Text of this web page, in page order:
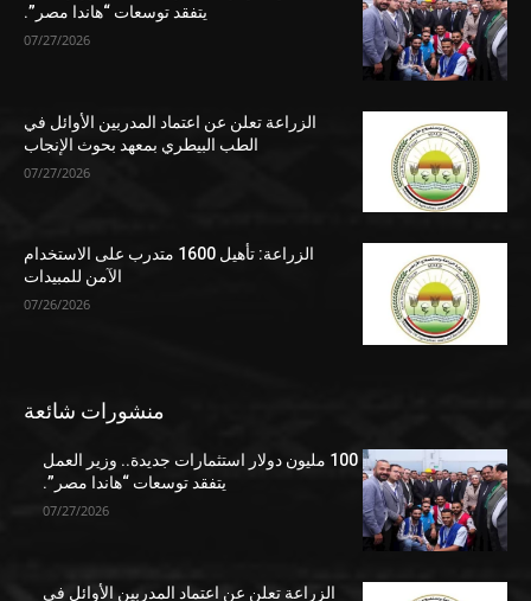
يتفقد توسعات “هاندا مصر”.
07/27/2026
الزراعة تعلن عن اعتماد المدربين الأوائل في
الطب البيطري بمعهد بحوث الإنجاب
07/27/2026
الزراعة: تأهيل 1600 متدرب على الاستخدام
الآمن للمبيدات
07/26/2026
منشورات شائعة
100 مليون دولار استثمارات جديدة.. وزير العمل
يتفقد توسعات “هاندا مصر”.
07/27/2026
الزراعة تعلن عن اعتماد المدربين الأوائل في